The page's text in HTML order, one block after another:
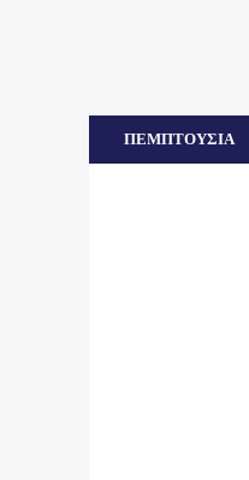
ΠΕΜΠΤΟΥΣΙΑ